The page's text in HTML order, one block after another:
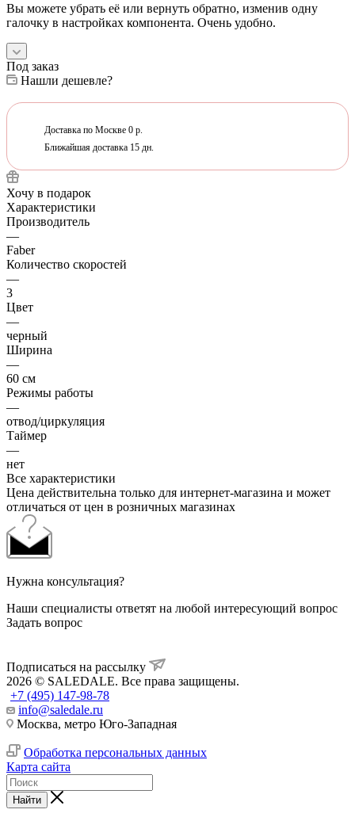
Вы можете убрать её или вернуть обратно, изменив одну
галочку в настройках компонента. Очень удобно.
Под заказ
Нашли дешевле?
Доставка по Москве 0 р.
Ближайшая доставка 15 дн.
Хочу в подарок
Характеристики
Производитель
—
Faber
Количество скоростей
—
3
Цвет
—
черный
Ширина
—
60 см
Режимы работы
—
отвод/циркуляция
Таймер
—
нет
Все характеристики
Цена действительна только для интернет-магазина и может
отличаться от цен в розничных магазинах
Нужна консультация?
Наши специалисты ответят на любой интересующий вопрос
Задать вопрос
Подписаться на рассылку
2026 © SALEDALE. Все права защищены.
+7 (495) 147-98-78
info@saledale.ru
Москва, метро Юго-Западная
Обработка персональных данных
Карта сайта
Найти